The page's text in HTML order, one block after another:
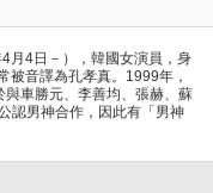
月4日－），韓國女演員，身
被音譯為孔孝真。1999年，
車勝元、李善均、張赫、蘇
認男神合作，因此有「男神